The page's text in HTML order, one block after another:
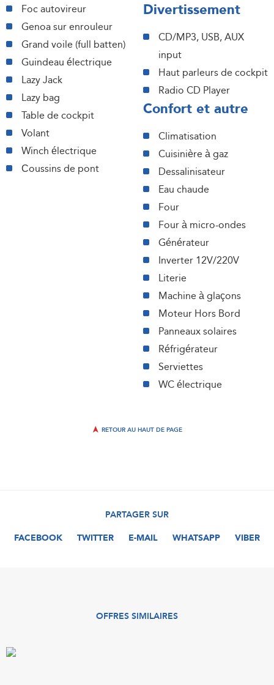
Foc autovireur
Genoa sur enrouleur
Grand voile (full batten)
Guindeau électrique
Lazy Jack
Lazy bag
Table de cockpit
Volant
Winch électrique
Сoussins de pont
Divertissement
CD/MP3, USB, AUX
input
Haut parleurs de cockpit
Radio CD Player
Confort et autre
Climatisation
Cuisinière à gaz
Dessalinisateur
Eau chaude
Four
Four à micro-ondes
Générateur
Inverter 12V/220V
Literie
Machine à glaçons
Moteur Hors Bord
Panneaux solaires
Réfrigérateur
Serviettes
WC électrique
RETOUR AU HAUT DE PAGE
PARTAGER SUR
FACEBOOK
TWITTER E-MAIL WHATSAPP VIBER
OFFRES SIMILAIRES